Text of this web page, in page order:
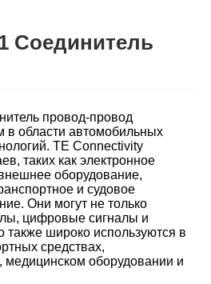
Соединитель
провод-провод
в области автомобильных
TE Connectivity
таких как электронное
оборудование,
и судовое
Они могут не только
цифровые сигналы и
также широко используются в
средствах,
оборудовании и